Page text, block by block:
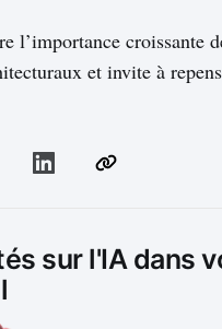
l’importance croissante
et invite à
sur l'IA dans